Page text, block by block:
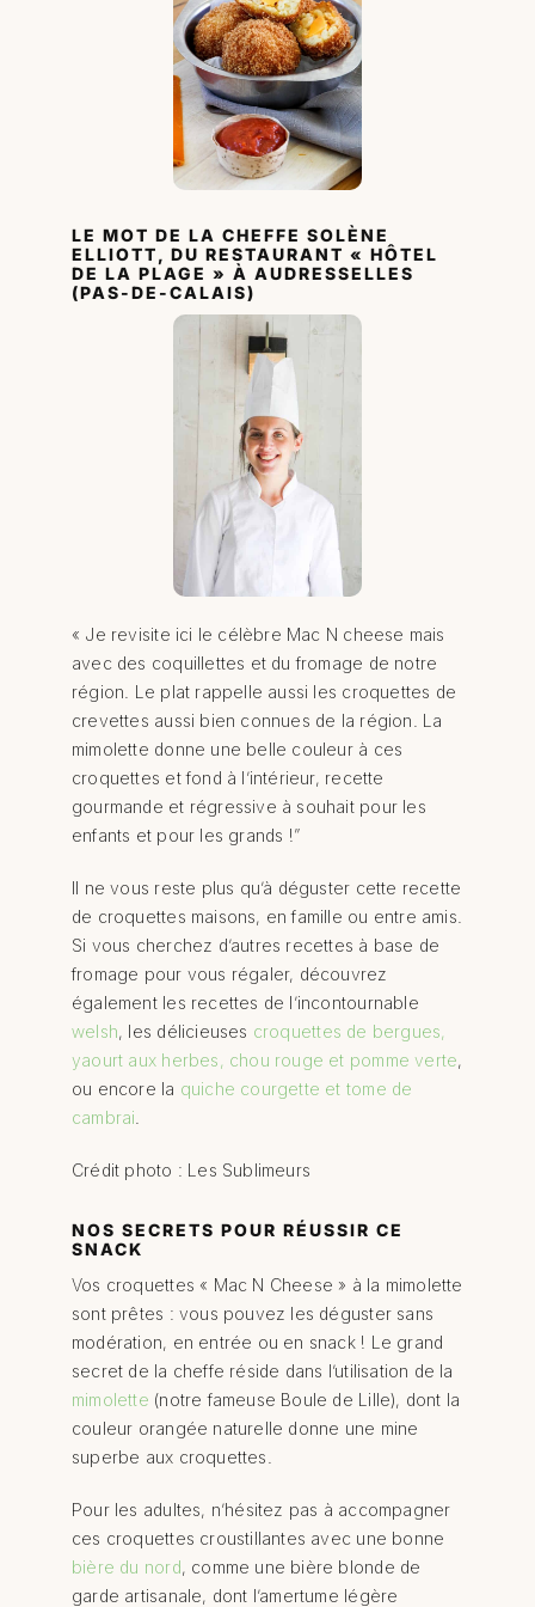
LE MOT DE LA CHEFFE SOLÈNE
ELLIOTT, DU RESTAURANT « HÔTEL
DE LA PLAGE » À AUDRESSELLES
(PAS-DE-CALAIS)
« Je revisite ici le célèbre Mac N cheese mais
avec des coquillettes et du fromage de notre
région. Le plat rappelle aussi les croquettes de
crevettes aussi bien connues de la région. La
mimolette donne une belle couleur à ces
croquettes et fond à l’intérieur, recette
gourmande et régressive à souhait pour les
enfants et pour les grands !”
Il ne vous reste plus qu’à déguster cette recette
de croquettes maisons, en famille ou entre amis.
Si vous cherchez d’autres recettes à base de
fromage pour vous régaler, découvrez
également les recettes de l’incontournable
welsh, les délicieuses croquettes de bergues,
yaourt aux herbes, chou rouge et pomme verte,
ou encore la quiche courgette et tome de
cambrai
Crédit photo : Les Sublimeurs
NOS SECRETS POUR RÉUSSIR CE
SNACK
Vos croquettes « Mac N Cheese » à la mimolette
sont prêtes : vous pouvez les déguster sans
modération, en entrée ou en snack ! Le grand
secret de la cheffe réside dans l’utilisation de la
mimolette (notre fameuse Boule de Lille), dont la
couleur orangée naturelle donne une mine
superbe aux croquettes.
Pour les adultes, n’hésitez pas à accompagner
ces croquettes croustillantes avec une bonne
bière du nord, comme une bière blonde de
garde artisanale, dont l’amertume légère